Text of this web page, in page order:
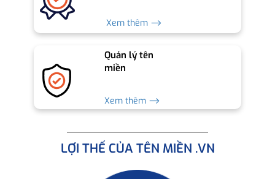
Xem thêm ⟶
Quản lý tên
miền
Xem thêm ⟶
LỢI THẾ CỦA TÊN MIỀN .VN